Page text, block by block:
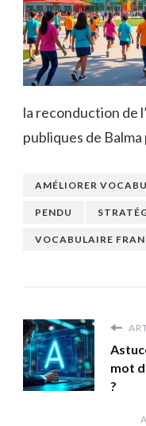
la reconduction de
publiques de
AMÉLIORER
PENDU
VOCABULAIRE
mot
?